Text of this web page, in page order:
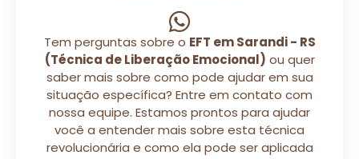
Tem perguntas sobre o EFT em Sarandi - RS
(Técnica de Liberação Emocional) ou quer
saber mais sobre como pode ajudar em sua
situação específica? Entre em contato com
nossa equipe. Estamos prontos para ajudar
você a entender mais sobre esta técnica
revolucionária e como ela pode ser aplicada